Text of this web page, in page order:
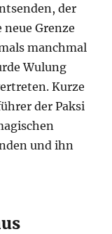
der
Grenze
manchmal
Wulung
Kurze
der Paksi
und ihn